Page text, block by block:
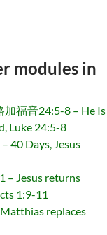
modules in
福音24:5-8 – He Is
Luke 24:5-8
40 Days, Jesus
– Jesus returns
1:9-11
replaces